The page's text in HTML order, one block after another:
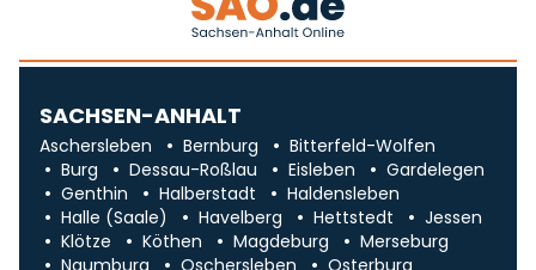
SACHSEN-ANHALT
Aschersleben Bernburg
Bitterfeld-Wolfen
Burg
Dessau-Roßlau Eisleben
Gardelegen
Genthin
Halberstadt
Haldensleben
Halle (Saale)
Havelberg Hettstedt
Jessen
Klötze
Köthen Magdeburg
Merseburg
Naumburg
Oschersleben
Osterburg